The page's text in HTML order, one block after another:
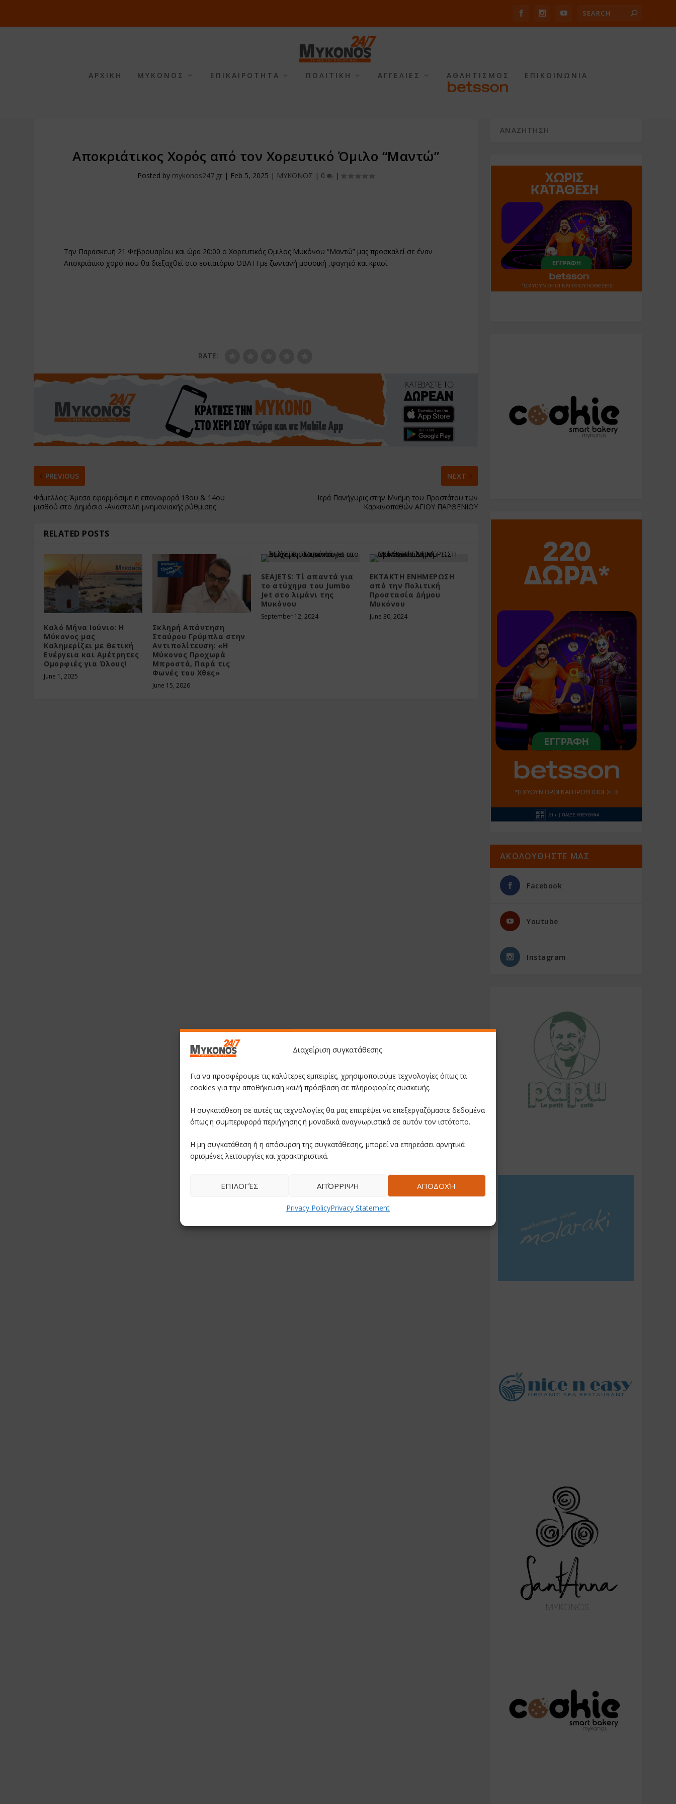
Διαχείριση συγκατάθεσης
Για να προσφέρουμε τις καλύτερες εμπειρίες, χρησιμοποιούμε τεχνολογίες όπως τα
cookies για την αποθήκευση και/ή πρόσβαση σε πληροφορίες συσκευής.
Η συγκατάθεση σε αυτές τις τεχνολογίες θα μας επιτρέψει να επεξεργαζόμαστε δεδομένα
όπως η συμπεριφορά περιήγησης ή μοναδικά αναγνωριστικά σε αυτόν τον ιστότοπο.
Η μη συγκατάθεση ή η απόσυρση της συγκατάθεσης, μπορεί να επηρεάσει αρνητικά
ορισμένες λειτουργίες και χαρακτηριστικά.
ΑΠΟΔΟΧΉ
ΑΠΌΡΡΙΨΗ
ΕΠΙΛΟΓΈΣ
Privacy PolicyPrivacy Statement
ΑΡΧΙΚΗ ΜΥΚΟΝΟΣ ΕΠΙΚΑΙΡΟΤΗΤΑ ΠΟΛΙΤΙΚΗ ΑΓΓΕΛΙΕΣ ΑΘΛΗΤΙΣΜΟΣ ΕΠΙΚΟΙΝΩΝΙΑ
Αποκριάτικος Χορός από τον Χορευτικό Όμιλο “Μαντώ”
Posted by mykonos247.gr | Feb 5, 2025 | ΜΥΚΟΝΟΣ | 0 |
Την Παρασκευή 21 Φεβρουαρίου και ώρα 20:00 ο Χορευτικός Ομιλος Μυκόνου “Μαντώ” μας προσκαλεί σε έναν
Αποκριάτικο χορό που θα διεξαχθεί στο εστιατόριο OBATI με ζωντανή μουσική ,φαγητό και κρασί.
RATE:
PREVIOUS
Φάμελλος: Άμεσα εφαρμόσιμη η επαναφορά 13ου & 14ου
μισθού στο Δημόσιο -Αναστολή μνημονιακής ρύθμισης
NEXT
Ιερά Πανήγυρις στην Μνήμη του Προστάτου των
Καρκινοπαθών ΑΓΙΟΥ ΠΑΡΘΕΝΙΟΥ
RELATED POSTS
Καλό Μήνα Ιούνιο: Η
Μύκονος μας
Καλημερίζει με Θετική
Ενέργεια και Αμέτρητες
Ομορφιές για Όλους!
June 1, 2025
Σκληρή Απάντηση
Σταύρου Γρύμπλα στην
Αντιπολίτευση: «Η
Μύκονος Προχωρά
Μπροστά, Παρά τις
Φωνές του Χθες»
June 15, 2026
SEAJETS: Τί απαντά για
το ατύχημα του Jumbo
Jet στο λιμάνι της
Μυκόνου
September 12, 2024
ΕΚΤΑΚΤΗ ΕΝΗΜΕΡΩΣΗ
από την Πολιτική
Προστασία Δήμου
Μυκόνου
June 30, 2024
ΑΚΟΛΟΥΘΗΣΤΕ ΜΑΣ
Facebook
Youtube
Instagram